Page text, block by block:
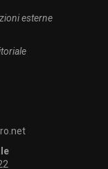
esterne